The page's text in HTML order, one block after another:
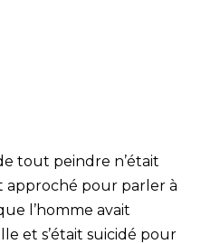
tout peindre n’était
approché pour parler à
l’homme avait
et s’était suicidé pour